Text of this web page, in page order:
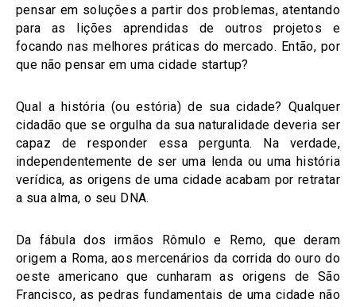
pensar em soluções a partir dos problemas, atentando
para as lições aprendidas de outros projetos e
focando nas melhores práticas do mercado. Então, por
que não pensar em uma cidade startup?
Qual a história (ou estória) de sua cidade? Qualquer
cidadão que se orgulha da sua naturalidade deveria ser
capaz de responder essa pergunta. Na verdade,
independentemente de ser uma lenda ou uma história
verídica, as origens de uma cidade acabam por retratar
a sua alma, o seu DNA.
Da fábula dos irmãos Rômulo e Remo, que deram
origem a Roma, aos mercenários da corrida do ouro do
oeste americano que cunharam as origens de São
Francisco, as pedras fundamentais de uma cidade não